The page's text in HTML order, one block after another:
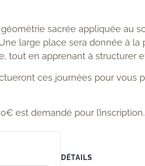
sacrée appliquée au
large place sera donnée à
tout en apprenant à structurer
ces journées pour vous
est demandé pour l’inscription.
DÉTAILS